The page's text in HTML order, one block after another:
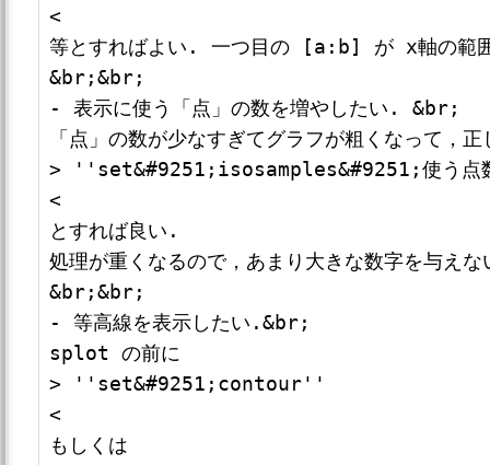
<
等とすればよい. 一つ目の [a:b] が x軸の範
&br;&br;
- 表示に使う「点」の数を増やしたい. &br;
「点」の数が少なすぎてグラフが粗くなって
> ''set&#9251;isosamples&#9251;使う
<
とすれば良い.
処理が重くなるので，あまり大きな数字を与えな
&br;&br;
- 等高線を表示したい.&br;
splot の前に
> ''set&#9251;contour''
<
もしくは